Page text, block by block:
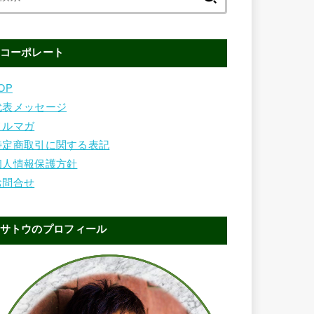
コーポレート
メッセージ
マガ
商取引に関する表記
情報保護方針
合せ
サトウのプロフィール